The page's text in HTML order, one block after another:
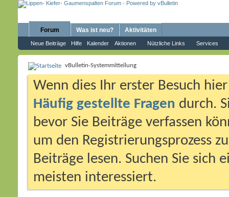
Forum
Neue Beiträge Hilfe Kalender Aktionen Nützliche Links Services
Was ist neu? Aktivitäten
vBulletin-Systemmitteilung
Wenn dies Ihr erster Besuch
Häufig gestellte Fragen durch.
bevor Sie Beiträge verfassen
um den Registrierungsprozess
Beiträge lesen. Suchen Sie sich
meisten interessiert.